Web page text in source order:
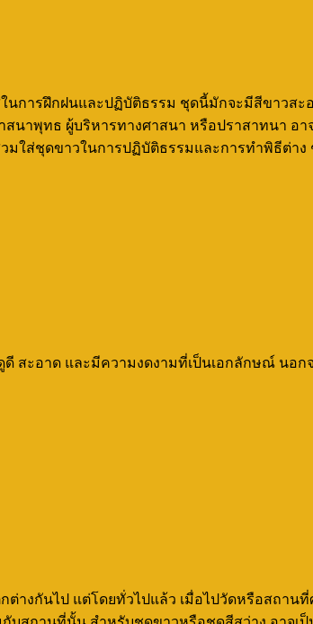
นการฝึกฝนและปฏิบัติธรรม ชุดนี้มักจะมีสีขาว
นาพุทธ ผู้บริหารทางศาสนา หรือปราสาทนา อ
มใส่ชุดขาวในการปฏิบัติธรรมและการทำพิธีต่าง
สะอาด และมีความงดงามที่เป็นเอกลักษณ์ น
งกันไป แต่โดยทั่วไปแล้ว เมื่อไปวัดหรือสถาน